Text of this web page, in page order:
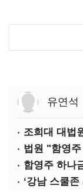
유연석
조희대 대법